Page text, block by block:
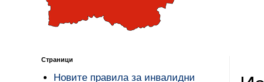
Страници
Новите правила за инвалидни